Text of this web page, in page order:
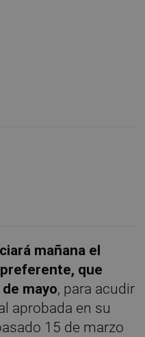
mañana el
que
mayo, para acudir
aprobada en su
15 de marzo